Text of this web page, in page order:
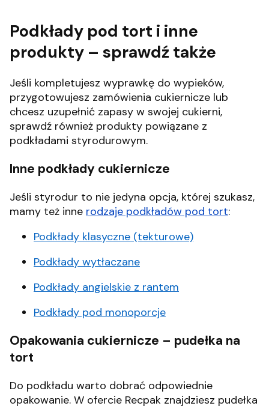
Podkłady pod tort i inne
produkty – sprawdź także
Jeśli kompletujesz wyprawkę do wypieków,
przygotowujesz zamówienia cukiernicze lub
chcesz uzupełnić zapasy w swojej cukierni,
sprawdź również produkty powiązane z
podkładami styrodurowym.
Inne podkłady cukiernicze
Jeśli styrodur to nie jedyna opcja, której szukasz,
mamy też inne rodzaje podkładów pod tort:
Podkłady klasyczne (tekturowe)
Podkłady wytłaczane
Podkłady angielskie z rantem
Podkłady pod monoporcje
Opakowania cukiernicze – pudełka na
tort
Do podkładu warto dobrać odpowiednie
opakowanie. W ofercie Recpak znajdziesz pudełka